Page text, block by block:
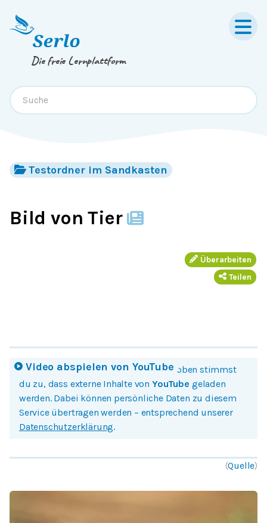
Springe zum
Die freie Lernplattform
Testordner im Sandkasten
Bild von Tier
Überarbeiten
Teilen
Video abspielen von YouTube
Mit einem Klick auf Bild oder Button oben stimmst
du zu, dass externe Inhalte von YouTube geladen
werden. Dabei können persönliche Daten zu diesem
Service übertragen werden – entsprechend unserer
Datenschutzerklärung.
(Quelle)